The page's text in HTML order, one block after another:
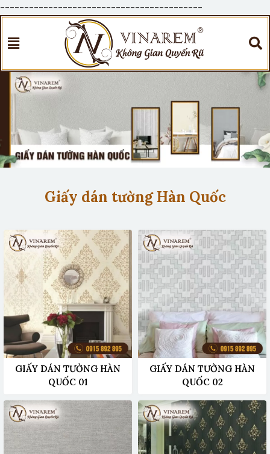
------------------------------------------
Giấy dán tường Hàn Quốc
GIẤY DÁN TƯỜNG HÀN
QUỐC 01
GIẤY DÁN TƯỜNG HÀN
QUỐC 02